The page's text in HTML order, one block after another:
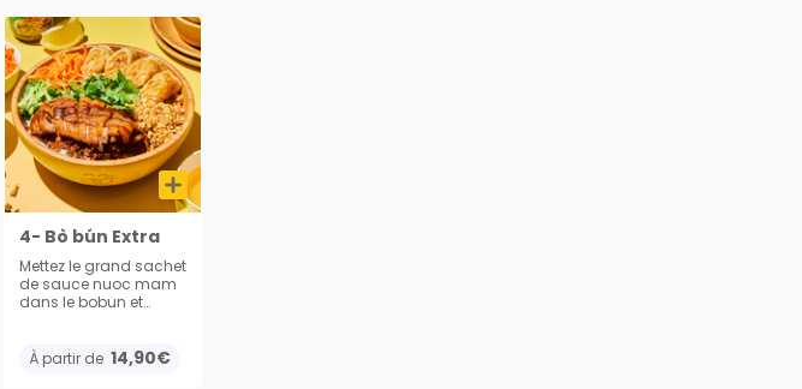
4- Bò bún Extra
Mettez le grand sachet
de sauce nuoc mam
dans le bobun et
vermicelles avec
viande grillée, nems, et
À partir de 14,90€